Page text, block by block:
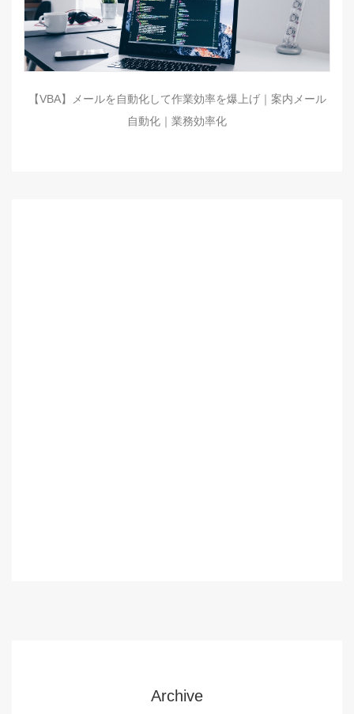
【VBA】メールを自動化して作業効率を爆上げ｜案内メール
自動化｜業務効率化
Archive